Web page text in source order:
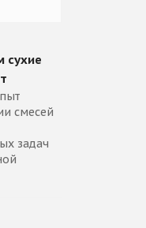
сухие
смесей
задач